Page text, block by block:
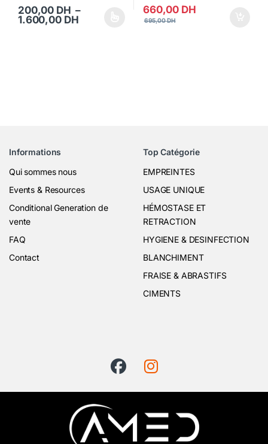
200,00 DH –
1.600,00 DHPlage de prix : 200,00 DH à 1.600,00
Ce produit a plusieurs variations. Les options peuvent être
660,00 DH
695,00DH
Informations
Qui sommes nous
Events & Resources
Conditional Generation de
vente
FAQ
Contact
Top Catégorie
EMPREINTES
USAGE UNIQUE
HÉMOSTASE ET
RETRACTION
HYGIENE & DESINFECTION
BLANCHIMENT
FRAISE & ABRASTIFS
CIMENTS